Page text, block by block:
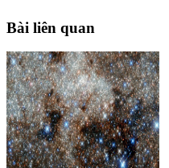
Bài liên quan